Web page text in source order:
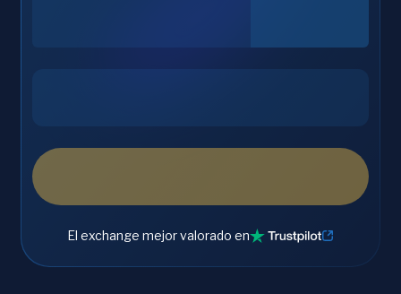
El exchange mejor valorado en